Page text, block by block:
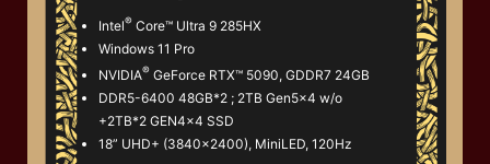
Intel® Core™ Ultra 9 285HX
Windows 11 Pro
NVIDIA® GeForce RTX™ 5090, GDDR7 24GB
DDR5-6400 48GB*2 ; 2TB Gen5x4 w/o
+2TB*2 GEN4x4 SSD
18” UHD+ (3840x2400), MiniLED, 120Hz